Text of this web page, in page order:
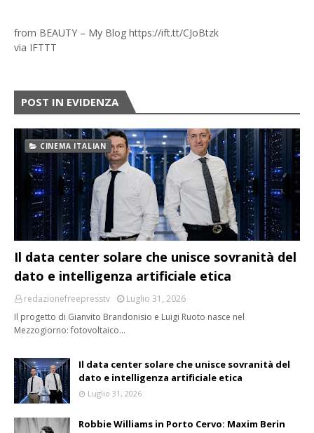
from BEAUTY – My Blog https://ift.tt/CJoBtzk
via IFTTT
POST IN EVIDENZA
CINEMA ITALIAN
Il data center solare che unisce sovranità del
dato e intelligenza artificiale etica
redazionefreepresstv
Luglio 31, 2026
Il progetto di Gianvito Brandonisio e Luigi Ruoto nasce nel
Mezzogiorno: fotovoltaico…
Il data center solare che unisce sovranità del
dato e intelligenza artificiale etica
Luglio 31, 2026
Robbie Williams in Porto Cervo: Maxim Berin